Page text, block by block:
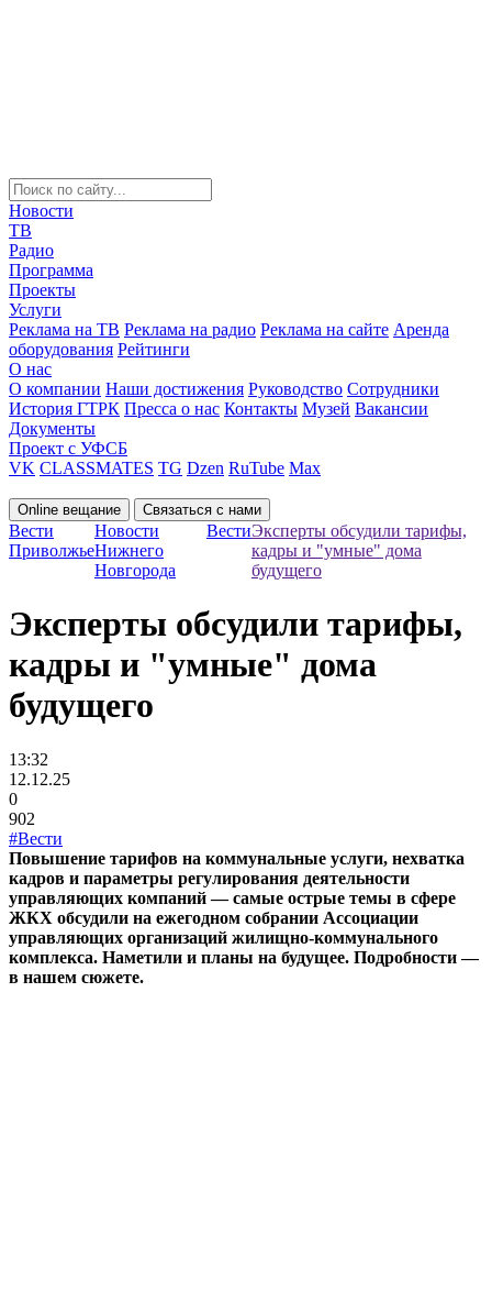
Новости
ТВ
Радио
Программа
Проекты
Услуги
Реклама на ТВ Реклама на радио Реклама на сайте Аренда
оборудования Рейтинги
О нас
О компании Наши достижения Руководство Сотрудники
История ГТРК Пресса о нас Контакты Музей Вакансии
Документы
Проект с УФСБ
VK CLASSMATES TG Dzen RuTube Max
Online вещание Связаться с нами
Вести
Приволжье
Новости
Нижнего
Новгорода
ВестиЭксперты обсудили тарифы,
кадры и "умные" дома
будущего
Эксперты обсудили тарифы,
кадры и "умные" дома
будущего
13:32
12.12.25
0
902
#Вести
Повышение тарифов на коммунальные услуги, нехватка
кадров и параметры регулирования деятельности
управляющих компаний — самые острые темы в сфере
ЖКХ обсудили на ежегодном собрании Ассоциации
управляющих организаций жилищно-коммунального
комплекса. Наметили и планы на будущее. Подробности —
в нашем сюжете.